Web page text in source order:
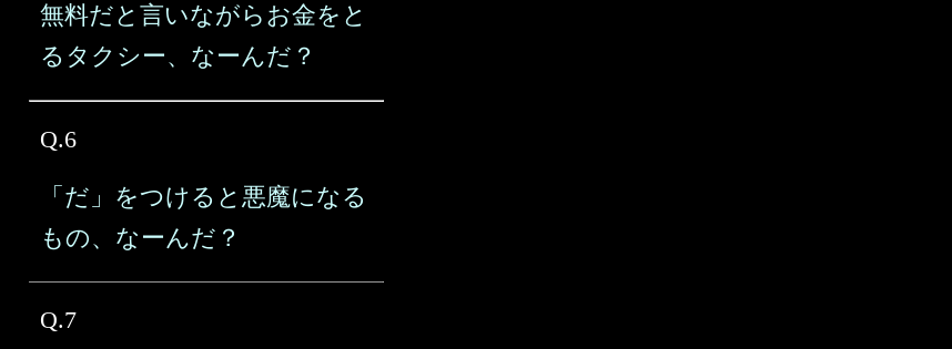
無料だと言いながらお金をと
るタクシー、なーんだ？
Q.6
「だ」をつけると悪魔になる
もの、なーんだ？
Q.7